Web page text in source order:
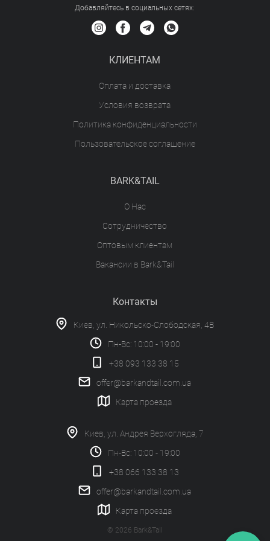
Добавляйтесь в социальных сетяx:
КЛИЕНТАМ
Оплата и доставка
Условия возврата
Политика конфиденциальности
Пользовательское соглашение
BARK&TAIL
О Нас
Сотрудничество
Оптовым клиентам
Вакансии в Bark&Tail
Контакты
Киев, ул. Никольско-Слободская, 4В
Пн-Вс: 10:00 - 19:00
+38 093 133 38 15
offer@barkandtail.com.ua
Карта проезда
Киев, ул. Андрея Верхогляда, 7
Пн-Вс: 10:00 - 19:00
+38 066 133 38 13
offer@barkandtail.com.ua
Карта проезда
© 2026 Bark&Tail